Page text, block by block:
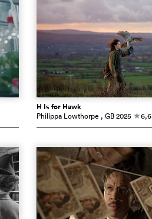
H Is for Hawk
Philippa Lowthorpe , GB2025 c6,6